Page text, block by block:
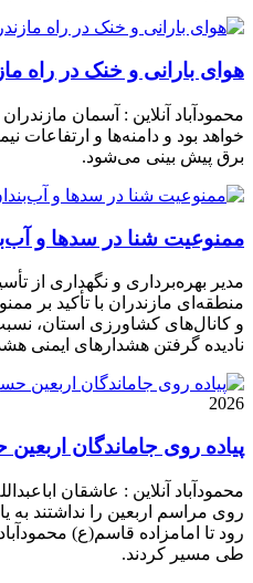
هوای بارانی و خنک در راه
محمودآباد آنلاین : آسمان
خواهد بود و دامنه‌ها و ارتفاعات
برق پیش بینی می‌شود.
ممنوعیت شنا در سدها و
مدیر بهره‌برداری و نگهداری از
منطقه‌ای مازندران با تأکید بر
و کانال‌های کشاورزی استان،
نادیده گرفتن هشدارهای ایمنی
2026
پیاده روی جاماندگان
محمودآباد آنلاین : عاشقان
روی مراسم اربعین را نداشتند به
رود تا امامزاده قاسم(ع) محمودآباد
طی مسیر کردند.